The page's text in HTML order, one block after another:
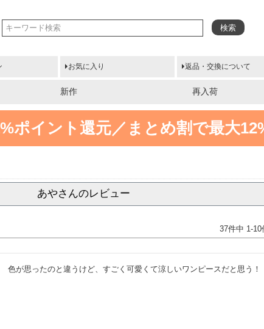
検索
お気に入り 返品・交換について
新作 再入荷
ポイント還元／まとめ割で最大
あやさんのレビュー
37件中 1-10
色が思ったのと違うけど、すごく可愛くて涼しいワンピースだと思う！